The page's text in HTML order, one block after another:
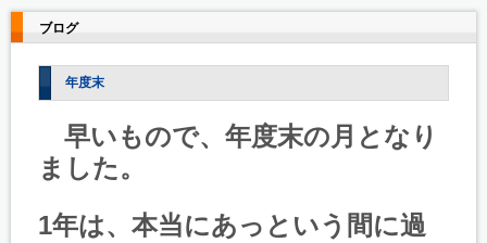
ブログ
年度末
早いもので、年度末の月となり
ました。
1年は、本当にあっという間に過